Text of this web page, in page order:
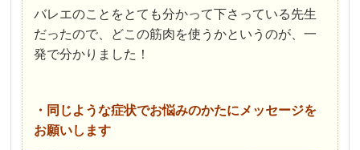
バレエのことをとても分かって下さっている先生
だったので、どこの筋肉を使うかというのが、一
発で分かりました！
・同じような症状でお悩みのかたにメッセージを
お願いします